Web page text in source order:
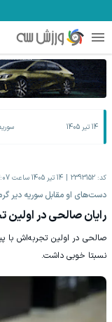
14 تیر 1405
کد: 2393152 14 تیر 1405 ساعت 23:07
دست‌های او مقابل سوریه دیر
رایان صالحی در اولین
صالحی در اولین تجربه‌اش با
نسبتا خوبی داشت.